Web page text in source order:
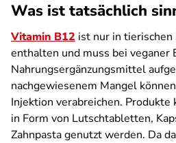
Was ist tatsächlich
Vitamin B12 ist nur in
enthalten und muss bei veganer
Nahrungsergänzungsmittel
nachgewiesenem Mangel
Injektion verabreichen.
in Form von Lutschtabletten,
Zahnpasta genutzt werden. Da